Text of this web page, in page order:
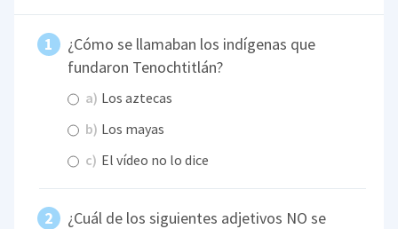
¿Cómo se llamaban los indígenas que
fundaron Tenochtitlán?
a) Los aztecas
b) Los mayas
c) El vídeo no lo dice
¿Cuál de los siguientes adjetivos NO se